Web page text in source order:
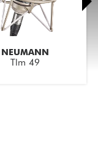
NEUMANN
Tlm 49